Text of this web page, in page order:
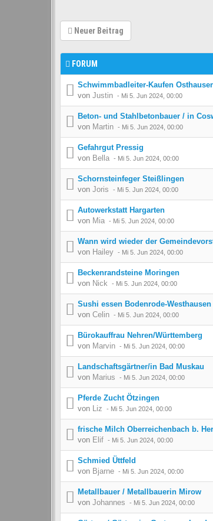
Neuer Beitrag
FORUM
Schwimmbadleiter-Kaufen
von Justin - Mi 5. Jun 2024, 00:00
Beton- und Stahlbetonbauer / in
von Martin - Mi 5. Jun 2024, 00:00
Gefahrgut Pressig
von Bella - Mi 5. Jun 2024, 00:00
Schornsteinfeger Steißlingen
von Joris - Mi 5. Jun 2024, 00:00
Autowerkstatt Hargarten
von Mia - Mi 5. Jun 2024, 00:00
Wann wird wieder der
von Hailey - Mi 5. Jun 2024, 00:00
Beckenrandsteine Moringen
von Nick - Mi 5. Jun 2024, 00:00
Sushi essen Bodenrode-Westhausen
von Celin - Mi 5. Jun 2024, 00:00
Bürokauffrau Nehren/Württemberg
von Marvin - Mi 5. Jun 2024, 00:00
Landschaftsgärtner/in Bad Muskau
von Marius - Mi 5. Jun 2024, 00:00
Pferde Zucht Ötzingen
von Liz - Mi 5. Jun 2024, 00:00
frische Milch Oberreichenbach b.
von Elif - Mi 5. Jun 2024, 00:00
Schmied Üttfeld
von Bjarne - Mi 5. Jun 2024, 00:00
Metallbauer / Metallbauerin Mirow
von Johannes - Mi 5. Jun 2024, 00:00